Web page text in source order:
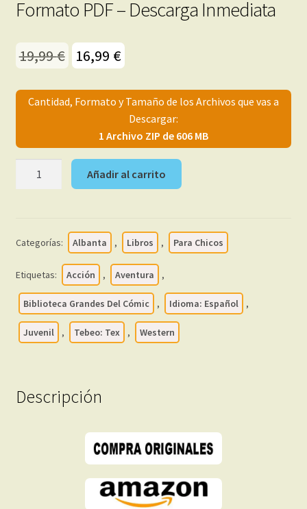
Inéditas
Demos
Formato PDF – Descarga Inmediata
19,99€
El
original
19,99 €.
16,99 €
actual
es:
16,99 €.
Cantidad, Formato y Tamaño de los Archivos que vas a
Descargar:
1 Archivo ZIP de 606 MB
2002
-
Completa
-
15
Formato
PDF
Añadir al carrito
Categorías: Albanta , Libros , Para Chicos
Etiquetas: Acción , Aventura ,
Biblioteca Grandes Del Cómic , Idioma: Español ,
Juvenil , Tebeo: Tex , Western
Descripción